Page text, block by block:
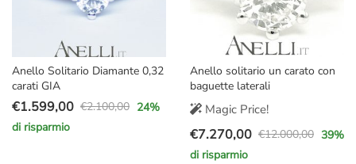
Anello Solitario Diamante 0,32
carati GIA
€2.100,00
Il
prezzo
€1.599,00
Il
prezzo
24%
di risparmio
Anello solitario un carato con
baguette laterali
Magic Price!
€12.000,00
Il
€7.270,00
Il
39%
di risparmio